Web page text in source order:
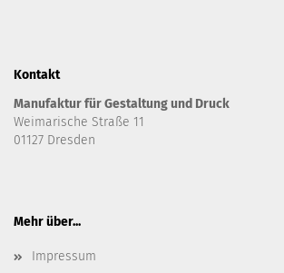
Kontakt
Manufaktur für Gestaltung und Druck
Weimarische Straße 11
01127 Dresden
Mehr über...
Impressum